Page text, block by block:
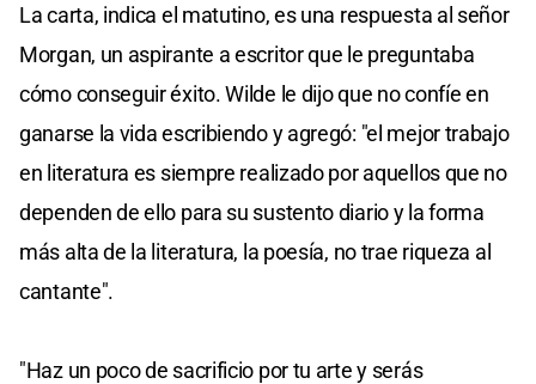
La carta, indica el matutino, es una respuesta al señor
Morgan, un aspirante a escritor que le preguntaba
cómo conseguir éxito. Wilde le dijo que no confíe en
ganarse la vida escribiendo y agregó: "el mejor trabajo
en literatura es siempre realizado por aquellos que no
dependen de ello para su sustento diario y la forma
más alta de la literatura, la poesía, no trae riqueza al
cantante".
"Haz un poco de sacrificio por tu arte y serás